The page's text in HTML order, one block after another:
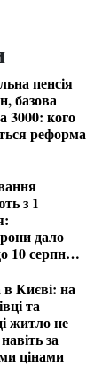
пенсія
базова
3000: кого
реформа
з 1
дало
10 серпня
Києві: на
та
житло не
за
цінами